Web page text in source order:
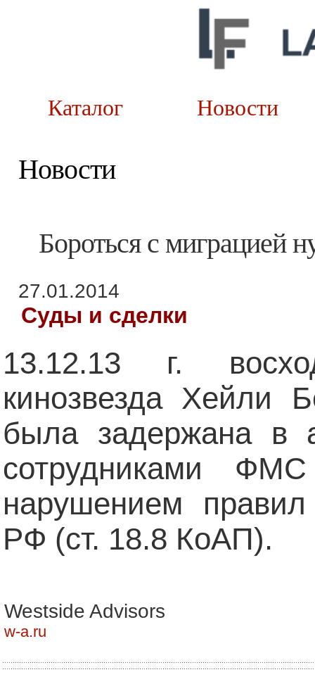
Каталог
Новости
Бороться с миграцией
27.01.2014
Суды и сделки
13.12.13 г.
кинозвезда Хейли
была задержана в
сотрудниками
нарушением
РФ (ст. 18.8 КоАП).
Westside Advisors
w-a.ru